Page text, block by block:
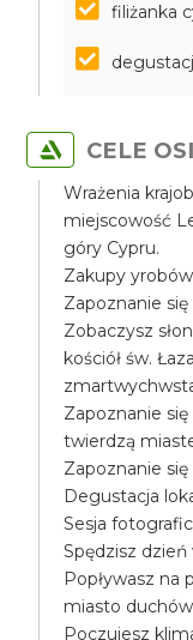
filiżanka
CELE
Wrażenia
miejscowość
góry Cypru.
Zakupy
Zapoznanie
Zobaczysz
kościół św.
Zapoznanie
twierdzą
Zapoznanie
Degustacja
Sesja
Spędzisz dzień
Popływasz na
miasto
Poczujesz